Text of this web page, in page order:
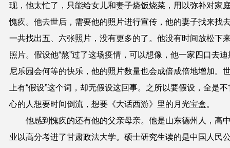
现，他太忙了，只能给女儿和妻子烧饭烧菜，用以弥补对家
愧疚。他去世后，需要他的照片进行宣传，他的妻子找来找
一共找出五、六张照片，没有更多的了。他没有时间放松下
照片。假设他“熬”过了这场疫情，可以想像，他一家四口去迪
尼乐园会何等的快乐，他的照片数量也会成倍成倍地增加。
上有“假设”这个词，却无假设这回事。之所以要假设，全是不
心的人想要时间倒流，想要《大话西游》里的月光宝盒。
他感到愧疚的还有他的父亲母亲。他是山东德州人，高
业以高分考进了甘肃政法大学。硕士研究生读的是中国人民